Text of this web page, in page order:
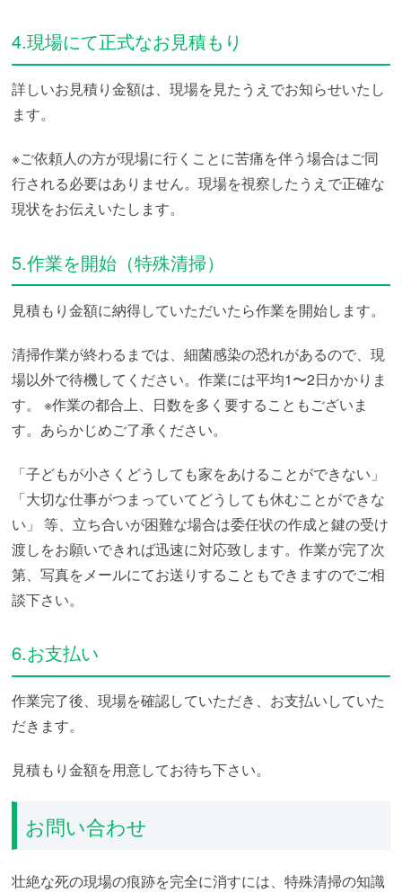
4.現場にて正式なお見積もり
詳しいお見積り金額は、現場を見たうえでお知らせいたし
ます。
※ご依頼人の方が現場に行くことに苦痛を伴う場合はご同
行される必要はありません。現場を視察したうえで正確な
現状をお伝えいたします。
5.作業を開始（特殊清掃）
見積もり金額に納得していただいたら作業を開始します。
清掃作業が終わるまでは、細菌感染の恐れがあるので、現
場以外で待機してください。作業には平均1〜2日かかりま
す。
※作業の都合上、日数を多く要することもございま
す。あらかじめご了承ください。
「子どもが小さくどうしても家をあけることができない」
「大切な仕事がつまっていてどうしても休むことができな
い」 等、立ち合いが困難な場合は委任状の作成と鍵の受け
渡しをお願いできれば迅速に対応致します。作業が完了次
第、写真をメールにてお送りすることもできますのでご相
談下さい。
6.お支払い
作業完了後、現場を確認していただき、お支払いしていた
だきます。
見積もり金額を用意してお待ち下さい。
お問い合わせ
壮絶な死の現場の痕跡を完全に消すには、特殊清掃の知識